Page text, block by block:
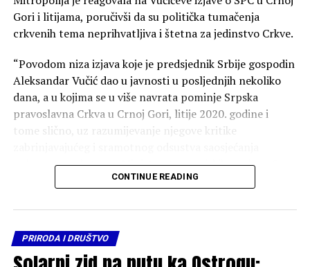
Gori i litijama, poručivši da su politička tumačenja
crkvenih tema neprihvatljiva i štetna za jedinstvo Crkve.
“Povodom niza izjava koje je predsjednik Srbije gospodin
Aleksandar Vučić dao u javnosti u posljednjih nekoliko
dana, a u kojima se u više navrata pominje Srpska
pravoslavna Crkva u Crnoj Gori, litije 2020. godine i
tome slično, uz razumijevanje njegove kritike
pokazanog od strane Ministarstva vanjskih poslova Crne
Gore prema stradanju srpskog naroda u akciji „Oluja“
obilježavanja godišnjice tog etničkog čišćenja, osjećamo
pastirsku obavezu da reagujemo na neka politička
tumačenja crkvenih tema, ostavljajući one političke i
ideološke teme političarima i ideolozima”, piše u
CONTINUE READING
PRIRODA I DRUŠTVO